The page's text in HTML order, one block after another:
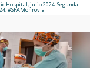
Hospital, julio 2024. Segunda
#SFAMonrovia